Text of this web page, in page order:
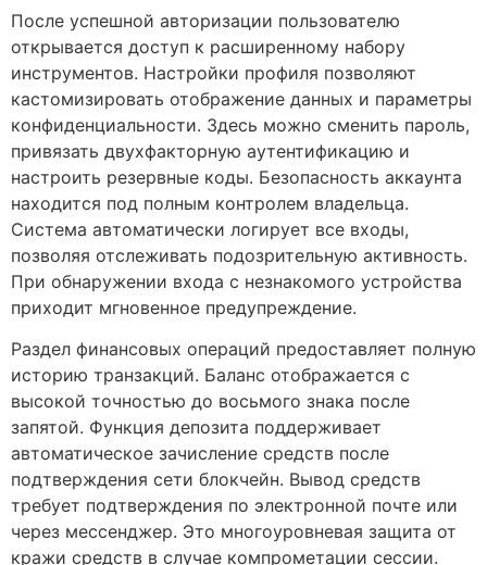
После успешной авторизации пользователю
открывается доступ к расширенному набору
инструментов. Настройки профиля позволяют
кастомизировать отображение данных и параметры
конфиденциальности. Здесь можно сменить пароль,
привязать двухфакторную аутентификацию и
настроить резервные коды. Безопасность аккаунта
находится под полным контролем владельца.
Система автоматически логирует все входы,
позволяя отслеживать подозрительную активность.
При обнаружении входа с незнакомого устройства
приходит мгновенное предупреждение.
Раздел финансовых операций предоставляет полную
историю транзакций. Баланс отображается с
высокой точностью до восьмого знака после
запятой. Функция депозита поддерживает
автоматическое зачисление средств после
подтверждения сети блокчейн. Вывод средств
требует подтверждения по электронной почте или
через мессенджер. Это многоуровневая защита от
кражи средств в случае компрометации сессии.